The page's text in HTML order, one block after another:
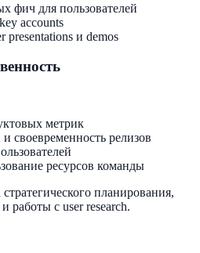
фич для пользователей
accounts
presentations и demos
метрик
своевременность релизов
ресурсов команды
планирования,
работы с user research.